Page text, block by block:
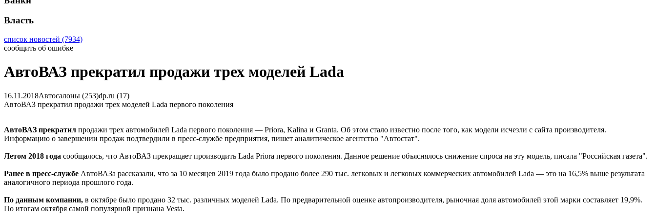
Власть
список новостей (7934)
сообщить об ошибке
АвтоВАЗ прекратил продажи трех моделей Lada
16.11.2018Автосалоны (253)dp.ru (17)
АвтоВАЗ прекратил продажи трех моделей Lada первого поколения
АвтоВАЗ прекратил продажи трех автомобилей Lada первого поколения — Priora, Kalina и Granta. Об этом стало известно после того, как модели исчезли с сайта производителя.
Информацию о завершении продаж подтвердили в пресс-службе предприятия, пишет аналитическое агентство "Автостат".
Летом 2018 года сообщалось, что АвтоВАЗ прекращает производить Lada Priora первого поколения. Данное решение объяснялось снижение спроса на эту модель, писала "Российская газета".
Ранее в пресс-службе АвтоВАЗа рассказали, что за 10 месяцев 2019 года было продано более 290 тыс. легковых и легковых коммерческих автомобилей Lada — это на 16,5% выше результата
аналогичного периода прошлого года.
По данным компании, в октябре было продано 32 тыс. различных моделей Lada. По предварительной оценке автопроизводителя, рыночная доля автомобилей этой марки составляет 19,9%.
По итогам октября самой популярной признана Vesta.